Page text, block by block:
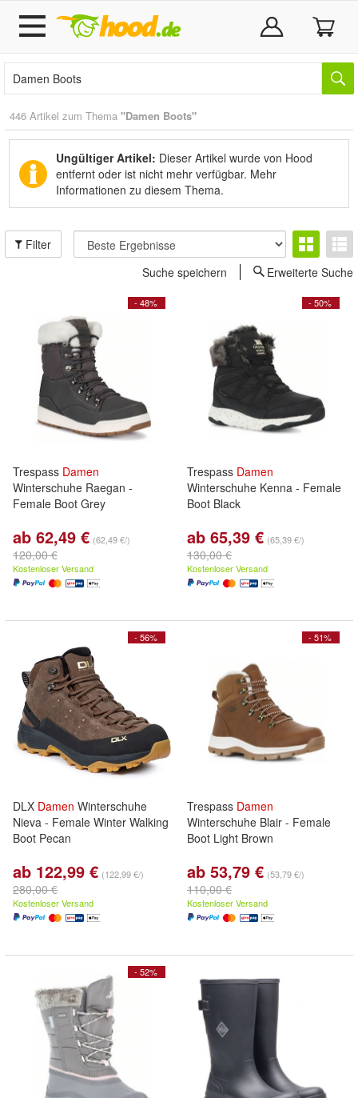
446 Artikel zum Thema "Damen Boots"
Ungültiger Artikel: Dieser Artikel wurde von Hood
entfernt oder ist nicht mehr verfügbar. Mehr
Informationen zu diesem Thema.
Filter
Suche speichern
Erweiterte Suche
- 48%
Trespass Damen
Winterschuhe Raegan -
Female Boot Grey
ab 62,49 € (62,49 €/)
120,00 €
Kostenloser Versand
- 50%
Trespass Damen
Winterschuhe Kenna - Female
Boot Black
ab 65,39 € (65,39 €/)
130,00 €
Kostenloser Versand
- 56%
DLX Damen Winterschuhe
Nieva - Female Winter Walking
Boot Pecan
ab 122,99 € (122,99 €/)
280,00 €
Kostenloser Versand
- 51%
Trespass Damen
Winterschuhe Blair - Female
Boot Light Brown
ab 53,79 € (53,79 €/)
110,00 €
Kostenloser Versand
- 52%